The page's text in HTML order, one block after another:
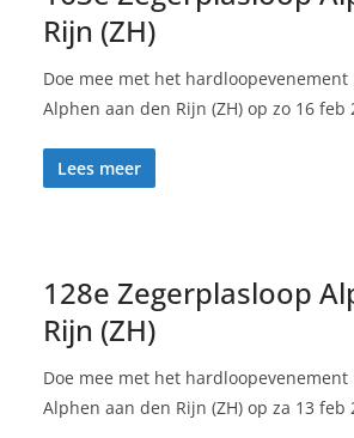
Rijn (ZH)
Doe mee met het hardloopevenement
Alphen aan den Rijn (ZH) op zo 16 feb
Lees meer
128e Zegerplasloop
Rijn (ZH)
Doe mee met het hardloopevenement
Alphen aan den Rijn (ZH) op za 13 feb